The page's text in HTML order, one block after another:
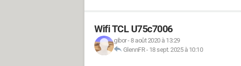
Wifi TCL U75c7006
gibor-8 août 2020 à 13:29
GlennFR- 18 sept. 2025 à 10:10